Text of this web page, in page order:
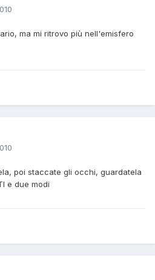
ma mi ritrovo più nell'emisfero
poi staccate gli occhi, guardatela
e due modi